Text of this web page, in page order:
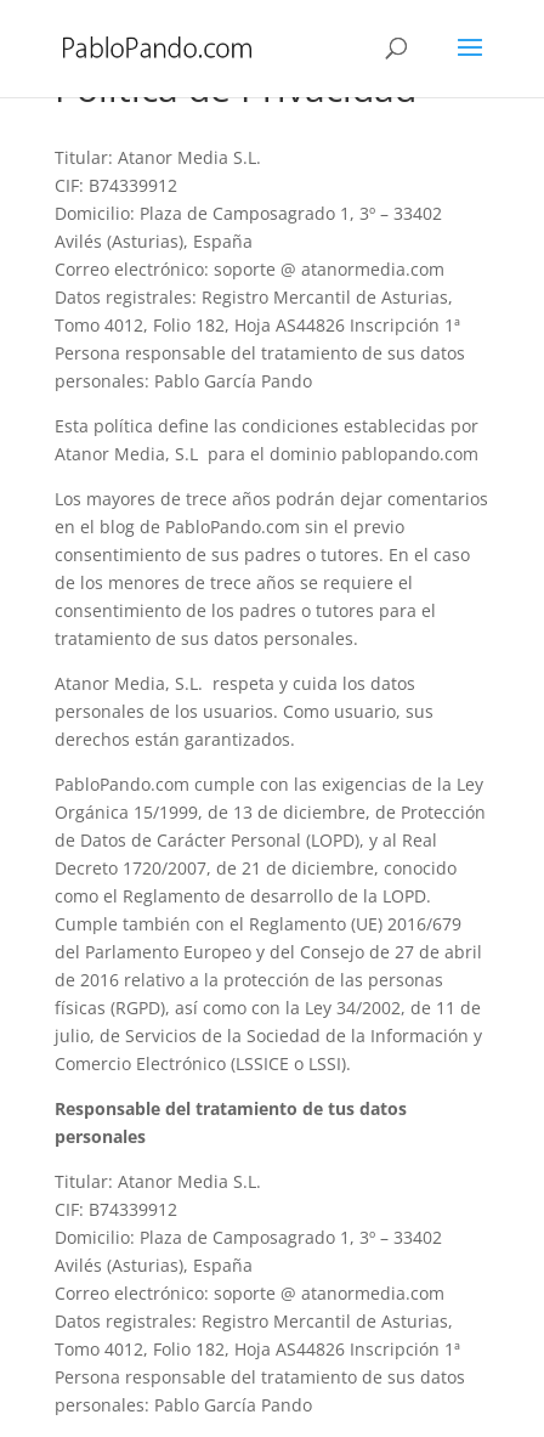
Política de Privacidad
Titular: Atanor Media S.L.
CIF: B74339912
Domicilio: Plaza de Camposagrado 1, 3º – 33402
Avilés (Asturias), España
Correo electrónico: soporte @ atanormedia.com
Datos registrales: Registro Mercantil de Asturias,
Tomo 4012, Folio 182, Hoja AS44826 Inscripción 1ª
Persona responsable del tratamiento de sus datos
personales: Pablo García Pando
Esta política define las condiciones establecidas por
Atanor Media, S.L para el dominio pablopando.com
Los mayores de trece años podrán dejar comentarios
en el blog de PabloPando.com sin el previo
consentimiento de sus padres o tutores. En el caso
de los menores de trece años se requiere el
consentimiento de los padres o tutores para el
tratamiento de sus datos personales.
Atanor Media, S.L. respeta y cuida los datos
personales de los usuarios. Como usuario, sus
derechos están garantizados.
PabloPando.com cumple con las exigencias de la Ley
Orgánica 15/1999, de 13 de diciembre, de Protección
de Datos de Carácter Personal (LOPD), y al Real
Decreto 1720/2007, de 21 de diciembre, conocido
como el Reglamento de desarrollo de la LOPD.
Cumple también con el Reglamento (UE) 2016/679
del Parlamento Europeo y del Consejo de 27 de abril
de 2016 relativo a la protección de las personas
físicas (RGPD), así como con la Ley 34/2002, de 11 de
julio, de Servicios de la Sociedad de la Información y
Comercio Electrónico (LSSICE o LSSI).
Responsable del tratamiento de tus datos
personales
Titular: Atanor Media S.L.
CIF: B74339912
Domicilio: Plaza de Camposagrado 1, 3º – 33402
Avilés (Asturias), España
Correo electrónico: soporte @ atanormedia.com
Datos registrales: Registro Mercantil de Asturias,
Tomo 4012, Folio 182, Hoja AS44826 Inscripción 1ª
Persona responsable del tratamiento de sus datos
personales: Pablo García Pando